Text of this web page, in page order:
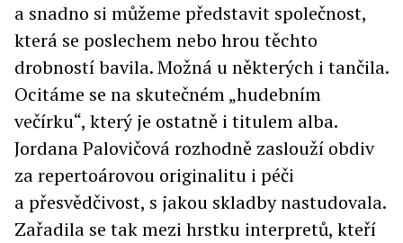
a snadno si můžeme představit společnost,
která se poslechem nebo hrou těchto
drobností bavila. Možná u některých i tančila.
Ocitáme se na skutečném „hudebním
večírku“, který je ostatně i titulem alba.
Jordana Palovičová rozhodně zaslouží obdiv
za repertoárovou originalitu i péči
a přesvědčivost, s jakou skladby nastudovala.
Zařadila se tak mezi hrstku interpretů, kteří